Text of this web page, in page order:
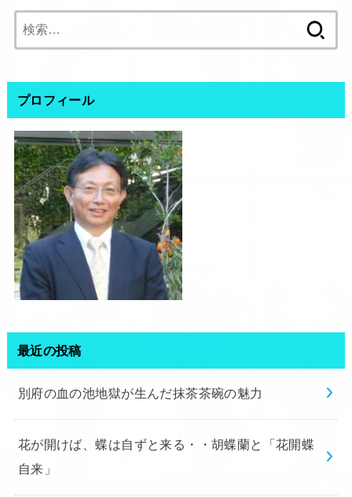
索:
プロフィール
最近の投稿
別府の血の池地獄が生んだ抹茶茶碗の魅力
花が開けば、蝶は自ずと来る・・胡蝶蘭と「花開蝶
自来」